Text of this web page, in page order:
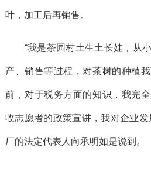
叶，加工后再销售。
“我是茶园村土生土长娃，从
产、销售等过程，对茶树的种植
前，对于税务方面的知识，我完
收志愿者的政策宣讲，我对企业
厂的法定代表人向承明如是说到。